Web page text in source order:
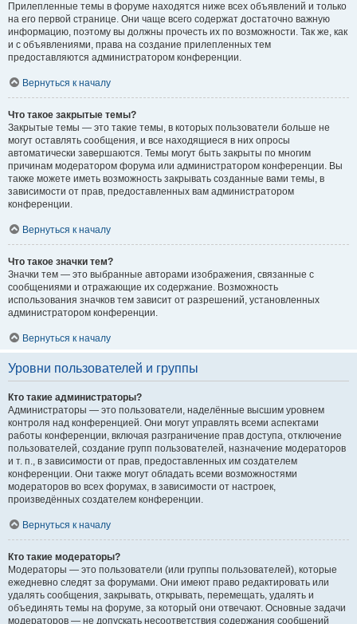
Прилепленные темы в форуме находятся ниже всех объявлений и только
на его первой странице. Они чаще всего содержат достаточно важную
информацию, поэтому вы должны прочесть их по возможности. Так же, как
и с объявлениями, права на создание прилепленных тем
предоставляются администратором конференции.
Вернуться к началу
Что такое закрытые темы?
Закрытые темы — это такие темы, в которых пользователи больше не
могут оставлять сообщения, и все находящиеся в них опросы
автоматически завершаются. Темы могут быть закрыты по многим
причинам модератором форума или администратором конференции. Вы
также можете иметь возможность закрывать созданные вами темы, в
зависимости от прав, предоставленных вам администратором
конференции.
Вернуться к началу
Что такое значки тем?
Значки тем — это выбранные авторами изображения, связанные с
сообщениями и отражающие их содержание. Возможность
использования значков тем зависит от разрешений, установленных
администратором конференции.
Вернуться к началу
Уровни пользователей и группы
Кто такие администраторы?
Администраторы — это пользователи, наделённые высшим уровнем
контроля над конференцией. Они могут управлять всеми аспектами
работы конференции, включая разграничение прав доступа, отключение
пользователей, создание групп пользователей, назначение модераторов
и т. п., в зависимости от прав, предоставленных им создателем
конференции. Они также могут обладать всеми возможностями
модераторов во всех форумах, в зависимости от настроек,
произведённых создателем конференции.
Вернуться к началу
Кто такие модераторы?
Модераторы — это пользователи (или группы пользователей), которые
ежедневно следят за форумами. Они имеют право редактировать или
удалять сообщения, закрывать, открывать, перемещать, удалять и
объединять темы на форуме, за который они отвечают. Основные задачи
модераторов — не допускать несоответствия содержания сообщений